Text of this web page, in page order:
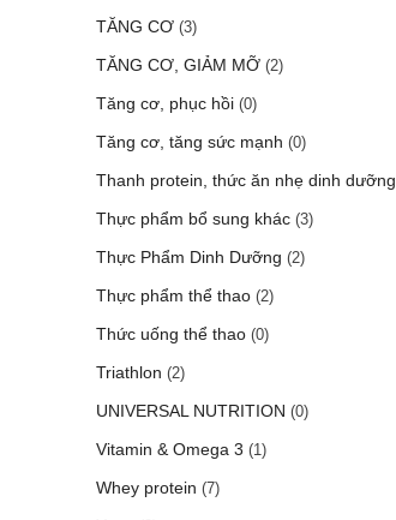
TĂNG CƠ (3)
TĂNG CƠ, GIẢM MỠ (2)
Tăng cơ, phục hồi (0)
Tăng cơ, tăng sức mạnh (0)
Thanh protein, thức ăn nhẹ dinh dưỡng
Thực phẩm bổ sung khác (3)
Thực Phẩm Dinh Dưỡng (2)
Thực phẩm thể thao (2)
Thức uống thể thao (0)
Triathlon (2)
UNIVERSAL NUTRITION (0)
Vitamin & Omega 3 (1)
Whey protein (7)